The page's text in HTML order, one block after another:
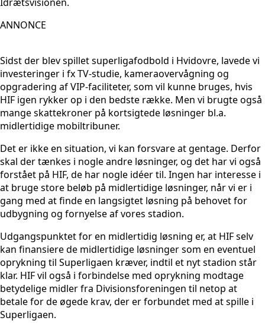
ANNONCE
Sidst der blev spillet superligafodbold i Hvidovre, lavede vi
investeringer i fx TV-studie, kameraovervågning og
opgradering af VIP-faciliteter, som vil kunne bruges, hvis
HIF igen rykker op i den bedste række. Men vi brugte også
mange skattekroner på kortsigtede løsninger bl.a.
midlertidige mobiltribuner.
Det er ikke en situation, vi kan forsvare at gentage. Derfor
skal der tænkes i nogle andre løsninger, og det har vi også
forstået på HIF, de har nogle idéer til. Ingen har interesse i
at bruge store beløb på midlertidige løsninger, når vi er i
gang med at finde en langsigtet løsning på behovet for
udbygning og fornyelse af vores stadion.
Udgangspunktet for en midlertidig løsning er, at HIF selv
kan finansiere de midlertidige løsninger som en eventuel
oprykning til Superligaen kræver, indtil et nyt stadion står
klar. HIF vil også i forbindelse med oprykning modtage
betydelige midler fra Divisionsforeningen til netop at
betale for de øgede krav, der er forbundet med at spille i
Superligaen.